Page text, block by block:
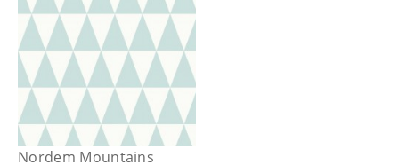
Nordem Mountains